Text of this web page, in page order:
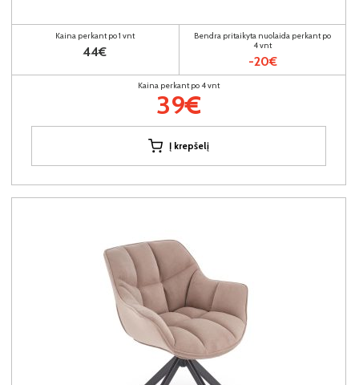
Kaina perkant po 1 vnt
44€
Bendra pritaikyta nuolaida perkant po
4 vnt
-20€
Kaina perkant po 4 vnt
39€
Į krepšelį